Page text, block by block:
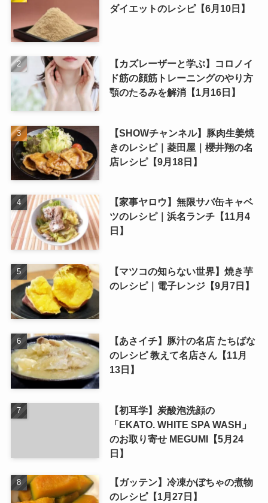
ダイエットのレシピ【6月10日】
【カズレーザーと学ぶ】コロノイ
ド筋の顔筋トレーニングのやり方
顎のたるみを解消【1月16日】
【SHOWチャンネル】豚肉生姜焼
きのレシピ｜菱田屋｜櫻井翔の名
店レシピ【9月18日】
【家事ヤロウ】無限サバ缶キャベ
ツのレシピ｜浜名ランチ【11月4
日】
【マツコの知らない世界】焼き芋
のレシピ｜電子レンジ【9月7日】
【あさイチ】豚汁の名店 たちばな
のレシピ 教えて名店さん【11月
13日】
【初耳学】炭酸泡洗顔の
「EKATO. WHITE SPA WASH」
のお取り寄せ MEGUMI【5月24
日】
【ガッテン】冷凍かぼちゃの煮物
のレシピ【1月27日】